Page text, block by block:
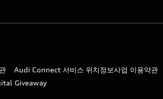
Audi Connect 서비스 위치정보사업 이용약관
Giveaway